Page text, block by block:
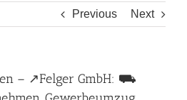
Previous Next
– ↗️Felger GmbH: ⛟